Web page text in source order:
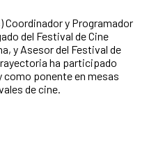
) Coordinador y Programador
del Festival de Cine
y Asesor del Festival de
ha participado
ponente en mesas
de cine.